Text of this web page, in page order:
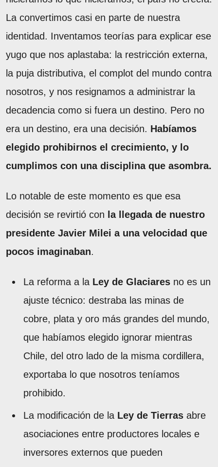
La convertimos casi en parte de nuestra
identidad. Inventamos teorías para explicar ese
yugo que nos aplastaba: la restricción externa,
la puja distributiva, el complot del mundo contra
nosotros, y nos resignamos a administrar la
decadencia como si fuera un destino. Pero no
era un destino, era una decisión. Habíamos
elegido prohibirnos el crecimiento, y lo
cumplimos con una disciplina que asombra.
Lo notable de este momento es que esa
decisión se revirtió con la llegada de nuestro
presidente Javier Milei a una velocidad que
pocos imaginaban.
La reforma a la Ley de Glaciares no es un
ajuste técnico: destraba las minas de
cobre, plata y oro más grandes del mundo,
que habíamos elegido ignorar mientras
Chile, del otro lado de la misma cordillera,
exportaba lo que nosotros teníamos
prohibido.
La modificación de la Ley de Tierras abre
asociaciones entre productores locales e
inversores externos que pueden